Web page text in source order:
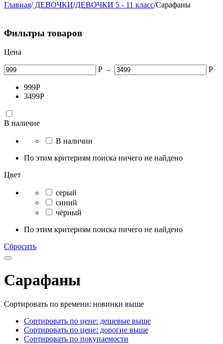
Главная/ДЕВОЧКИ/ДЕВОЧКИ 5 - 11 класс/Сарафаны
Фильтры товаров
Цена
Р – Р
999Р
3499Р
В наличие
В наличии
По этим критериям поиска ничего не найдено
Цвет
серый
синий
чёрный
По этим критериям поиска ничего не найдено
Сбросить
Сарафаны
Сортировать по времени: новинки выше
Сортировать по цене: дешевые выше
Сортировать по цене: дорогие выше
Сортировать по покупаемости